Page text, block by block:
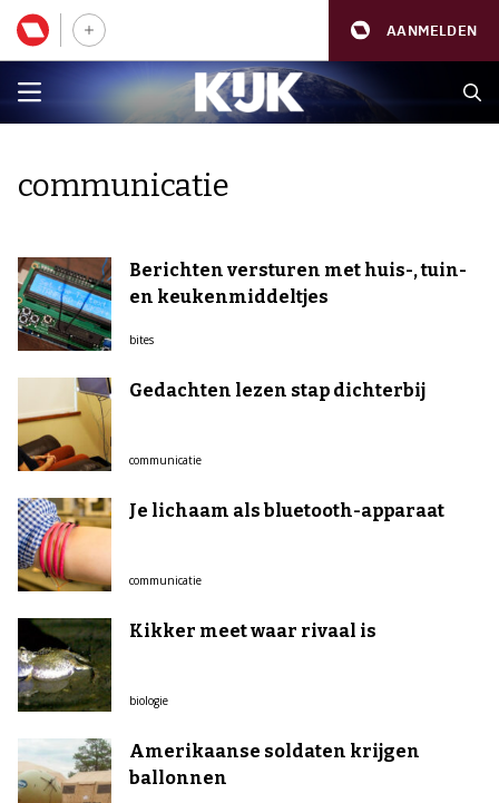
AANMELDEN
communicatie
Berichten versturen met huis-, tuin-
en keukenmiddeltjes
bites
Gedachten lezen stap dichterbij
communicatie
Je lichaam als bluetooth-apparaat
communicatie
Kikker meet waar rivaal is
biologie
Amerikaanse soldaten krijgen
ballonnen